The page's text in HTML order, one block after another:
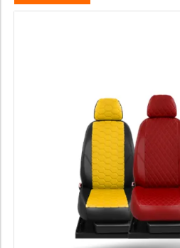
Страна происхождения